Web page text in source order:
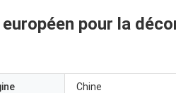
pour la
Chine